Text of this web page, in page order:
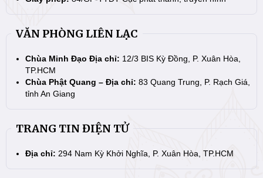
VĂN PHÒNG LIÊN LẠC
Chùa Minh Đạo Địa chỉ: 12/3 BIS Kỳ Đồng, P. Xuân Hòa,
TP.HCM
Chùa Phật Quang – Địa chỉ: 83 Quang Trung, P. Rạch Giá,
tỉnh An Giang
TRANG TIN ĐIỆN TỬ
Địa chỉ: 294 Nam Kỳ Khởi Nghĩa, P. Xuân Hòa, TP.HCM